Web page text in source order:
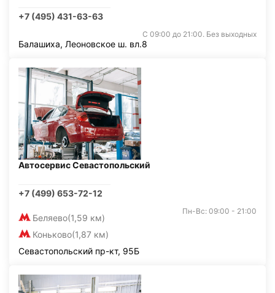
+7 (495) 431-63-63
С 09:00 до 21:00. Без выходных
Балашиха, Леоновское ш. вл.8
Автосервис Севастопольский
+7 (499) 653-72-12
Беляево(1,59 км)
Коньково(1,87 км)
Пн-Вс: 09:00 - 21:00
Севастопольский пр-кт, 95Б